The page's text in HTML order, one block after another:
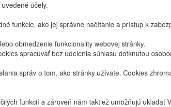
účely.
funkcie, ako jej správne načítanie a prístup k
obmedzenie funkcionality webovej stránky.
spracúvať bez udelenia súhlasu dotknutou
správ o tom, ako stránky užívate. Cookies
funkcií a zároveň nám taktiež umožňujú ukladať